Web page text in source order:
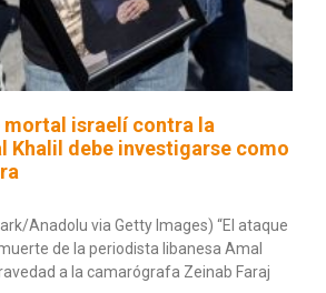
mortal israelí contra la
Khalil debe investigarse como
Anadolu via Getty Images) “El ataque
de la periodista libanesa Amal
a la camarógrafa Zeinab Faraj